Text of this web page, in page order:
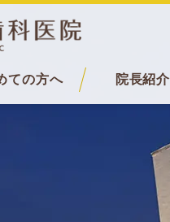
ての方へ 院長紹介